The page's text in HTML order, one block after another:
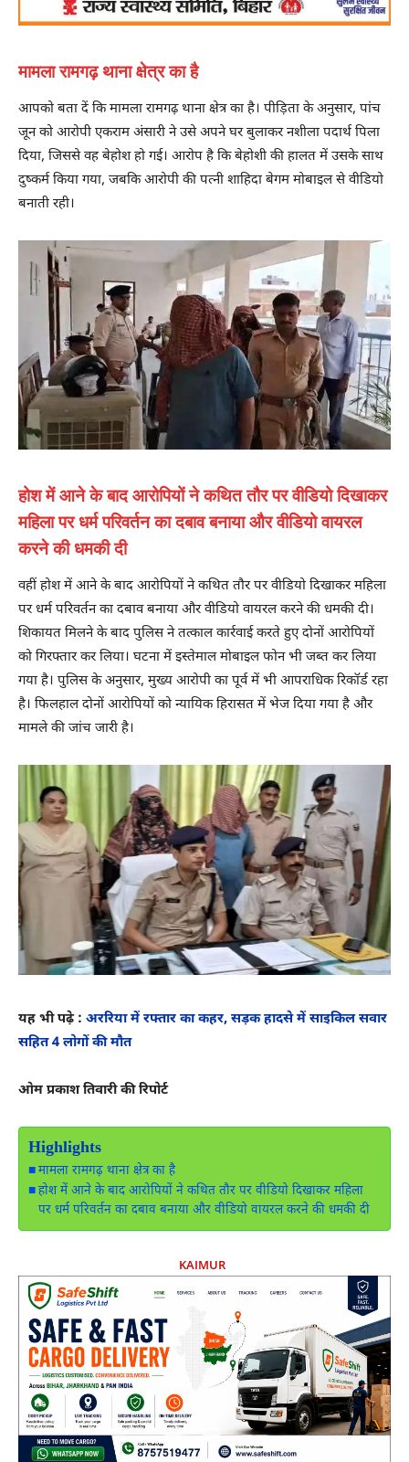
मामला रामगढ़ थाना क्षेत्र का है
आपको बता दें कि मामला रामगढ़ थाना क्षेत्र का है। पीड़िता के अनुसार, पांच
जून को आरोपी एकराम अंसारी ने उसे अपने घर बुलाकर नशीला पदार्थ पिला
दिया, जिससे वह बेहोश हो गई। आरोप है कि बेहोशी की हालत में उसके साथ
दुष्कर्म किया गया, जबकि आरोपी की पत्नी शाहिदा बेगम मोबाइल से वीडियो
बनाती रही।
होश में आने के बाद आरोपियों ने कथित तौर पर वीडियो दिखाकर
महिला पर धर्म परिवर्तन का दबाव बनाया और वीडियो वायरल
करने की धमकी दी
वहीं होश में आने के बाद आरोपियों ने कथित तौर पर वीडियो दिखाकर महिला
पर धर्म परिवर्तन का दबाव बनाया और वीडियो वायरल करने की धमकी दी।
शिकायत मिलने के बाद पुलिस ने तत्काल कार्रवाई करते हुए दोनों आरोपियों
को गिरफ्तार कर लिया। घटना में इस्तेमाल मोबाइल फोन भी जब्त कर लिया
गया है। पुलिस के अनुसार, मुख्य आरोपी का पूर्व में भी आपराधिक रिकॉर्ड रहा
है। फिलहाल दोनों आरोपियों को न्यायिक हिरासत में भेज दिया गया है और
मामले की जांच जारी है।
यह भी पढ़े : अररिया में रफ्तार का कहर, सड़क हादसे में साइकिल सवार
सहित 4 लोगों की मौत
ओम प्रकाश तिवारी की रिपोर्ट
Highlights
मामला रामगढ़ थाना क्षेत्र का है
होश में आने के बाद आरोपियों ने कथित तौर पर वीडियो दिखाकर महिला
पर धर्म परिवर्तन का दबाव बनाया और वीडियो वायरल करने की धमकी दी
KAIMUR